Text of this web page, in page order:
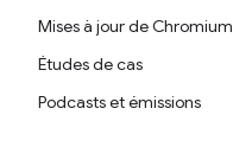
Mises à jour de Chromium
Études de cas
Podcasts et émissions